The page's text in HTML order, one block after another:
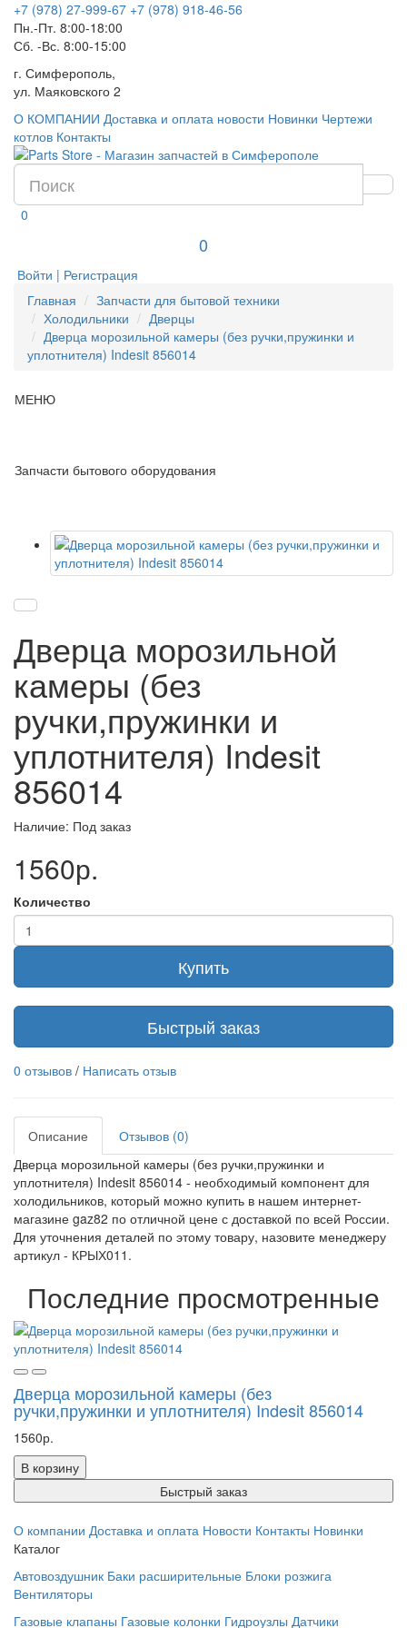
+7 (978) 27-999-67 +7 (978) 918-46-56
Пн.-Пт. 8:00-18:00
Сб. -Вс. 8:00-15:00
г. Симферополь,
ул. Маяковского 2
О КОМПАНИИ Доставка и оплата новости Новинки Чертежи
котлов Контакты
0
0
Войти | Регистрация
Главная
Запчасти для бытовой техники
Холодильники
Дверцы
Дверца морозильной камеры (без ручки,пружинки и
уплотнителя) Indesit 856014
МЕНЮ
Запчасти бытового оборудования
Дверца морозильной
камеры (без
ручки,пружинки и
уплотнителя) Indesit
856014
Наличие: Под заказ
1560р.
Количество
Купить
Быстрый заказ
0 отзывов / Написать отзыв
Описание
Отзывов (0)
Дверца морозильной камеры (без ручки,пружинки и
уплотнителя) Indesit 856014 - необходимый компонент для
холодильников, который можно купить в нашем интернет-
магазине gaz82 по отличной цене с доставкой по всей России.
Для уточнения деталей по этому товару, назовите менеджеру
артикул - КРЫХ011.
Последние просмотренные
Дверца морозильной камеры (без
ручки,пружинки и уплотнителя) Indesit 856014
1560р.
В корзину
Быстрый заказ
О компании Доставка и оплата Новости Контакты Новинки
Каталог
Автовоздушник Баки расширительные Блоки розжига
Вентиляторы
Газовые клапаны Газовые колонки Гидроузлы Датчики